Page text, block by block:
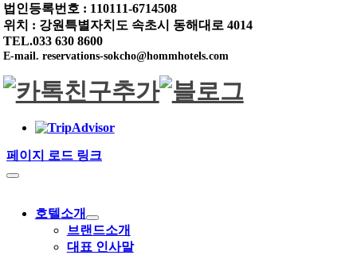
법인등록번호 : 110111-6714508
위치 : 강원특별자치도 속초시 동해대로 4014
TEL.033 630 8600
E-mail. reservations-sokcho@hommhotels.com
페이지 로드 링크
호텔소개
브랜드소개
대표 인사말